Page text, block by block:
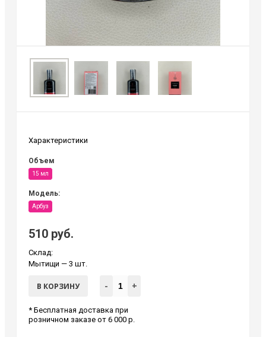
Характеристики
Объем
15 мл
Модель:
Арбуз
510 руб.
Склад:
Мытищи — 3 шт.
В КОРЗИНУ - +
* Бесплатная доставка при
розничном заказе от 6 000 р.